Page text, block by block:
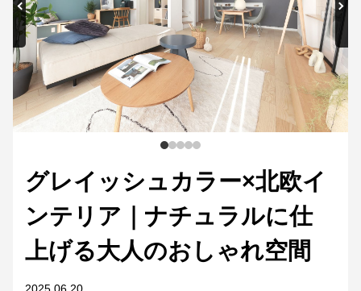
グレイッシュカラー×北欧イ
ンテリア｜ナチュラルに仕
上げる大人のおしゃれ空間
2025.06.20